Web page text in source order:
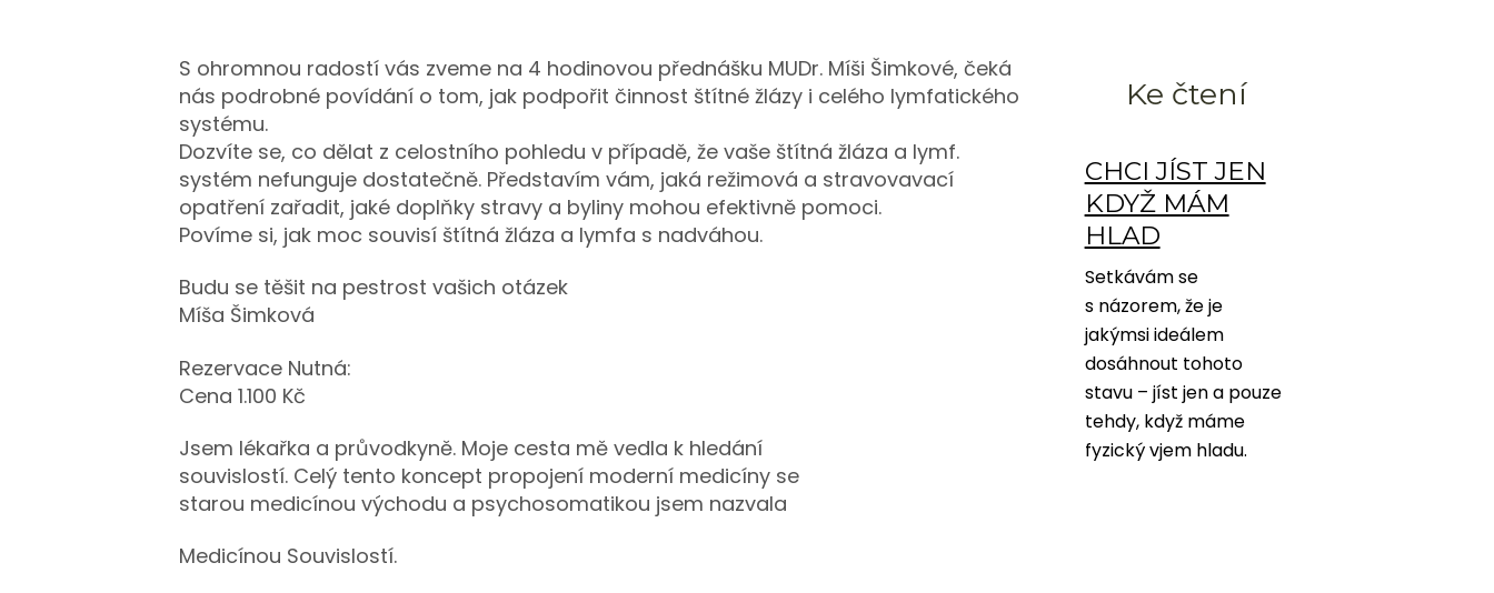
S ohromnou radostí vás zveme na 4 hodinovou přednášku MUDr. Míši Šimkové, čeká
nás podrobné povídání o tom, jak podpořit činnost štítné žlázy i celého lymfatického
systému.
Dozvíte se, co dělat z celostního pohledu v případě, že vaše štítná žláza a lymf.
systém nefunguje dostatečně. Představím vám, jaká režimová a stravovavací
opatření zařadit, jaké doplňky stravy a byliny mohou efektivně pomoci.
Povíme si, jak moc souvisí štítná žláza a lymfa s nadváhou.
Budu se těšit na pestrost vašich otázek
Míša Šimková
Rezervace Nutná:
Cena 1.100 Kč
Jsem lékařka a průvodkyně. Moje cesta mě vedla k hledání
souvislostí. Celý tento koncept propojení moderní medicíny se
starou medicínou východu a psychosomatikou jsem nazvala
Medicínou Souvislostí.
Ke čtení
CHCI JÍST JEN
KDYŽ MÁM
HLAD
Setkávám se
s názorem, že je
jakýmsi ideálem
dosáhnout tohoto
stavu – jíst jen a pouze
tehdy, když máme
fyzický vjem hladu.